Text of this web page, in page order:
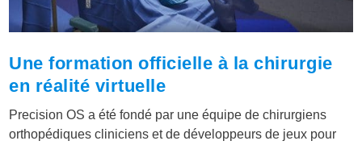
Une formation officielle à la chirurgie
en réalité virtuelle
Precision OS a été fondé par une équipe de chirurgiens
orthopédiques cliniciens et de développeurs de jeux pour